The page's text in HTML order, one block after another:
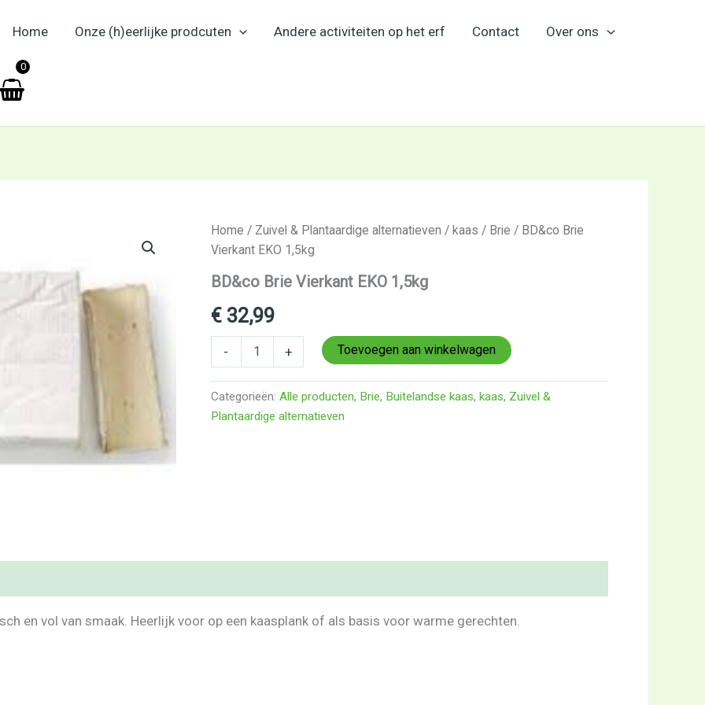
Home Onze (h)eerlijke prodcuten Andere activiteiten op het erf Contact Over ons
0
Home / Zuivel & Plantaardige alternatieven / kaas / Brie / BD&co Brie
Vierkant EKO 1,5kg
BD&co Brie Vierkant EKO 1,5kg
€32,99
-
BD&co
Brie
EKO
1,5kg
aantal
+ Toevoegen aan winkelwagen
Categorieën: Alle producten, Brie, Buitelandse kaas, kaas, Zuivel &
Plantaardige alternatieven
en vol van smaak. Heerlijk voor op een kaasplank of als basis voor warme gerechten.